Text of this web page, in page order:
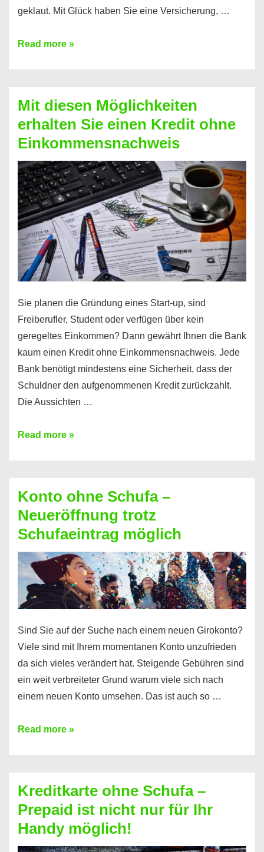
geklaut. Mit Glück haben Sie eine Versicherung, …
Ferratum
für
schnelle
Durchstarter
Read more »
Mit diesen Möglichkeiten
erhalten Sie einen Kredit ohne
Einkommensnachweis
Sie planen die Gründung eines Start-up, sind
Freiberufler, Student oder verfügen über kein
geregeltes Einkommen? Dann gewährt Ihnen die Bank
kaum einen Kredit ohne Einkommensnachweis. Jede
Bank benötigt mindestens eine Sicherheit, dass der
Schuldner den aufgenommenen Kredit zurückzahlt.
Die Aussichten …
Mit
Sie
einen
Kredit
ohne
Einkommensnachweis
Read more »
Konto ohne Schufa –
Neueröffnung trotz
Schufaeintrag möglich
Sind Sie auf der Suche nach einem neuen Girokonto?
Viele sind mit Ihrem momentanen Konto unzufrieden
da sich vieles verändert hat. Steigende Gebühren sind
ein weit verbreiteter Grund warum viele sich nach
einem neuen Konto umsehen. Das ist auch so …
Konto
Neueröffnung
trotz
Schufaeintrag
möglich
Read more »
Kreditkarte ohne Schufa –
Prepaid ist nicht nur für Ihr
Handy möglich!